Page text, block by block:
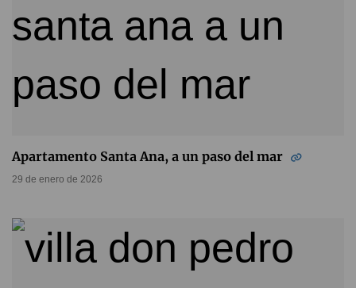
Apartamento Santa Ana, a un paso del mar
29 de enero de 2026